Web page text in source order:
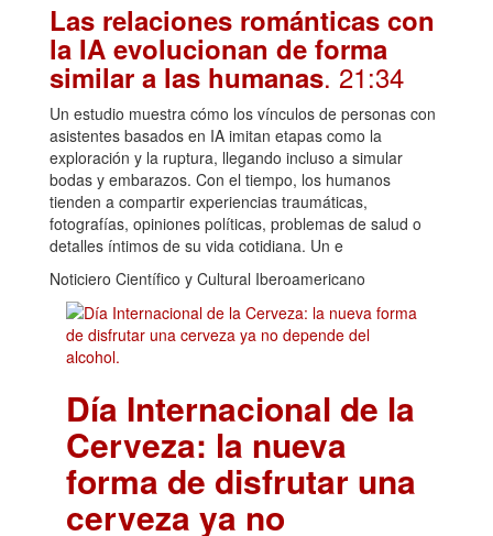
Las relaciones románticas con
la IA evolucionan de forma
similar a las humanas. 21:34
Un estudio muestra cómo los vínculos de personas con
asistentes basados en IA imitan etapas como la
exploración y la ruptura, llegando incluso a simular
bodas y embarazos. Con el tiempo, los humanos
tienden a compartir experiencias traumáticas,
fotografías, opiniones políticas, problemas de salud o
detalles íntimos de su vida cotidiana. Un e
Noticiero Científico y Cultural Iberoamericano
Día Internacional de la
Cerveza: la nueva
forma de disfrutar una
cerveza ya no